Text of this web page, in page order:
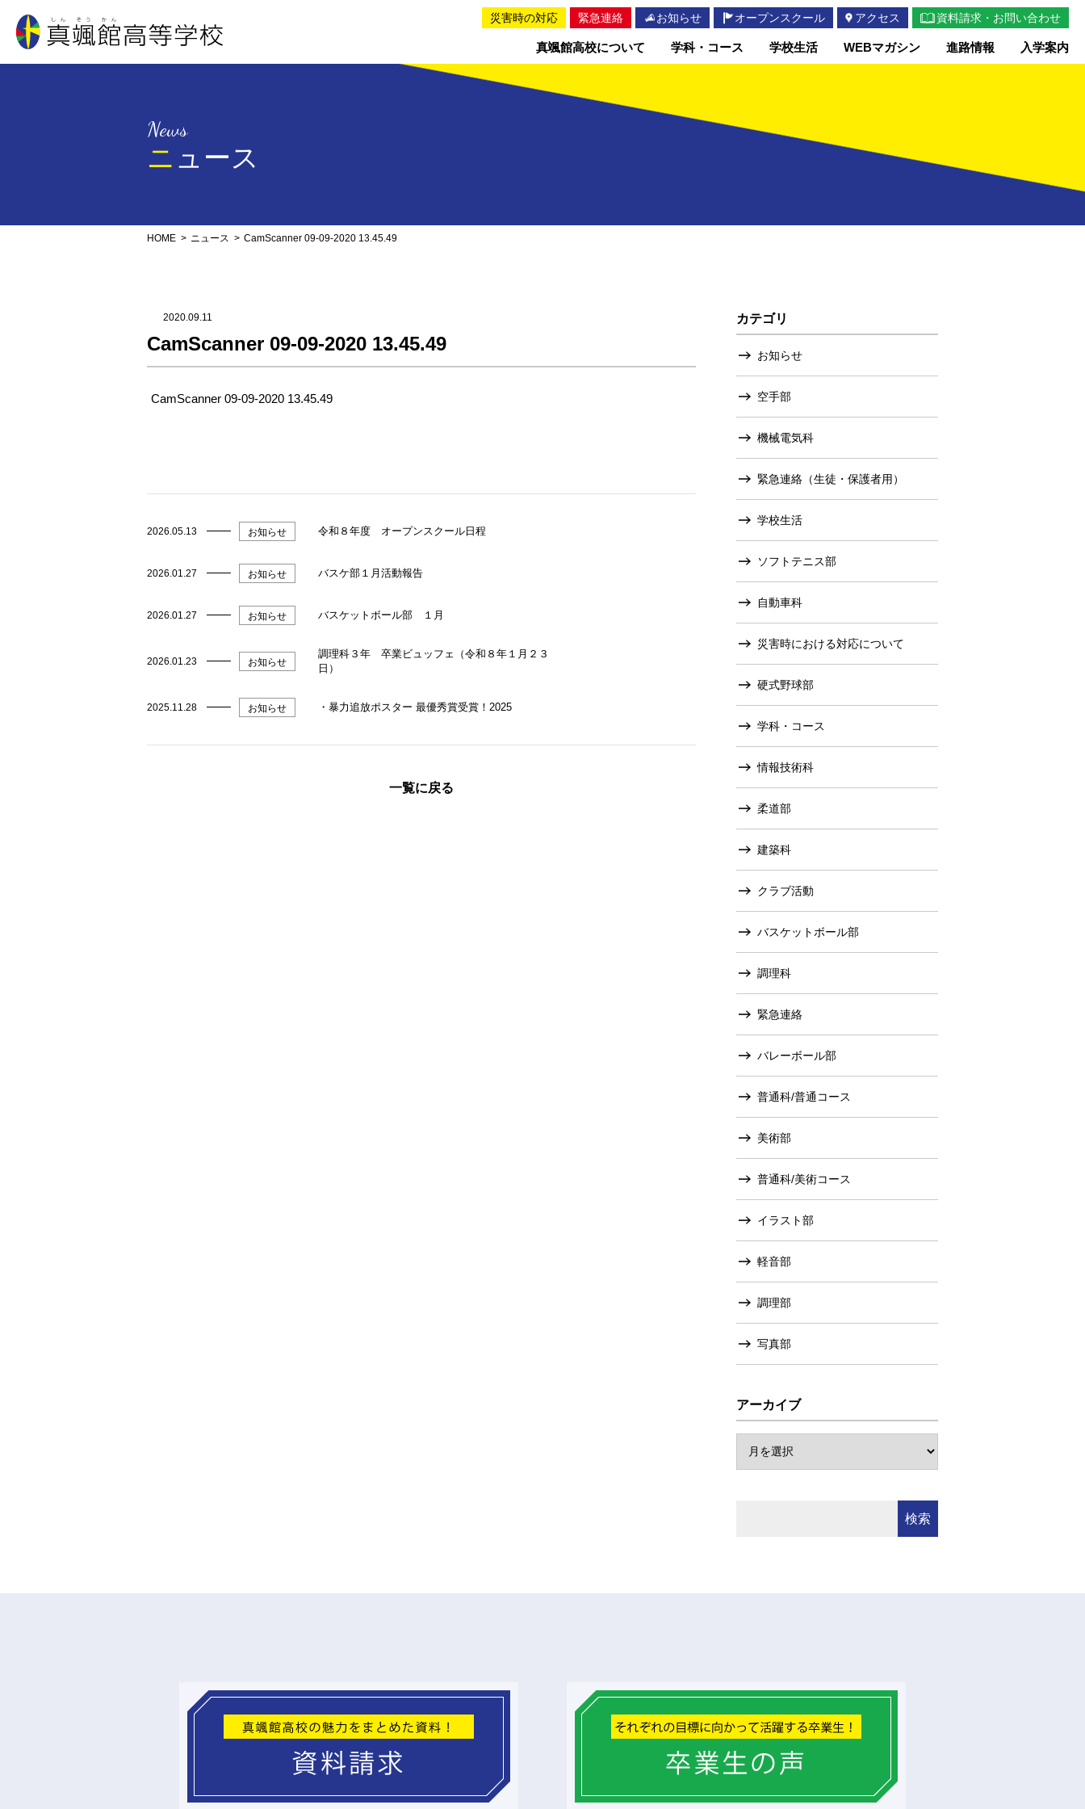
真颯館高校について
学科・コース 学校生活 WEBマガシン 進路情報 入学案内
災害時の対応 緊急連絡 お知らせ オープンスクール アクセス 資料請求・お問い合わせ
News
ニュース
HOME ニュース CamScanner 09-09-2020 13.45.49
2020.09.11
CamScanner 09-09-2020 13.45.49
CamScanner 09-09-2020 13.45.49
2026.05.13 お知らせ 令和８年度 オープンスクール日程
2026.01.27 お知らせ バスケ部１月活動報告
2026.01.27 お知らせ バスケットボール部 １月
2026.01.23 お知らせ
調理科３年 卒業ビュッフェ（令和８年１月２３
日）
2025.11.28 お知らせ ・暴力追放ポスター 最優秀賞受賞！2025
一覧に戻る
カテゴリ
お知らせ
空手部
機械電気科
緊急連絡（生徒・保護者用）
学校生活
ソフトテニス部
自動車科
災害時における対応について
硬式野球部
学科・コース
情報技術科
柔道部
建築科
クラブ活動
バスケットボール部
調理科
緊急連絡
バレーボール部
普通科/普通コース
美術部
普通科/美術コース
イラスト部
軽音部
調理部
写真部
アーカイブ